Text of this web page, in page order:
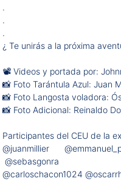
.
.
.
¿ Te unirás a la próxima
📽️ Videos y portada por:
📸 Foto Tarántula Azul: Juan
📸 Foto Langosta voladora:
📸 Foto Adicional: Reinaldo
Participantes del CEU de la
@juanmillier
@sebasgonra
@carloschacon1024